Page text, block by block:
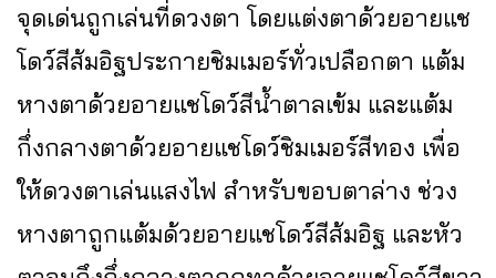
จุดเด่นถูกเล่นที่ดวงตา โดยแต่งตาด้วยอายแช
โดว์สีส้มอิฐประกายชิมเมอร์ทั่วเปลือกตา แต้ม
หางตาด้วยอายแชโดว์สีน้ำตาลเข้ม และแต้ม
กึ่งกลางตาด้วยอายแชโดว์ชิมเมอร์สีทอง เพื่อ
ให้ดวงตาเล่นแสงไฟ สำหรับขอบตาล่าง ช่วง
หางตาถูกแต้มด้วยอายแชโดว์สีส้มอิฐ และหัว